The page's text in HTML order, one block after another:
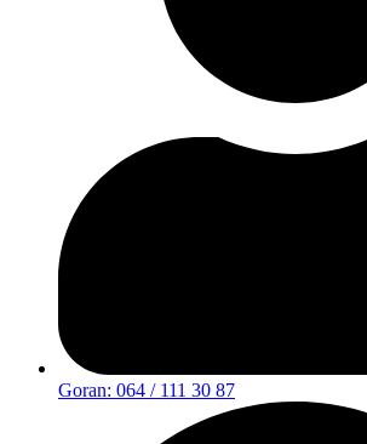
Goran: 064 / 111 30 87